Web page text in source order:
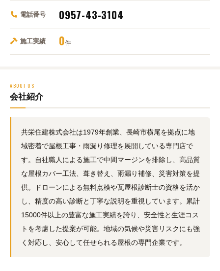
電話番号 0957-43-3104
施工実績 0件
ABOUT US
会社紹介
共栄住建株式会社は1979年創業、長崎市横尾を拠点に地
域密着で屋根工事・雨漏り修理を展開している専門店で
す。自社職人による施工で中間マージンを排除し、高品質
な屋根カバー工法、葺き替え、雨漏り補修、災害対策を提
供。ドローンによる無料点検や瓦屋根診断士の資格を活か
し、精度の高い診断と丁寧な説明を重視しています。累計
15000件以上の豊富な施工実績を誇り、安全性と生涯コス
トを考慮した提案が可能。地域の気候や災害リスクにも強
く対応し、安心して任せられる屋根の専門企業です。